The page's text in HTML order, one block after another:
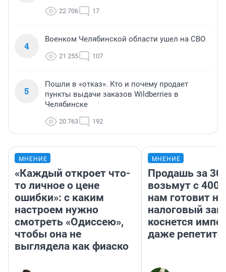
22 706 17
4
Военком Челябинской области ушел на СВО
21 255 107
5
Пошли в «отказ». Кто и почему продает
пункты выдачи заказов Wildberries в
Челябинске
20 763 192
МНЕНИЕ
«Каждый откроет что-
то личное о цене
ошибки»: с каким
настроем нужно
смотреть «Одиссею»,
чтобы она не
выглядела как фиаско
МНЕНИЕ
Продашь за
возьмут с
нам готовит
налоговый
коснется
даже